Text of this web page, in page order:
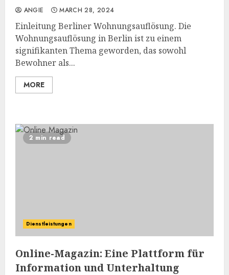
ANGIE MARCH 28, 2024
Einleitung Berliner Wohnungsauflösung. Die
Wohnungsauflösung in Berlin ist zu einem
signifikanten Thema geworden, das sowohl
Bewohner als...
MORE
2 min read
Dienstleistungen
Online-Magazin: Eine Plattform für
Information und Unterhaltung